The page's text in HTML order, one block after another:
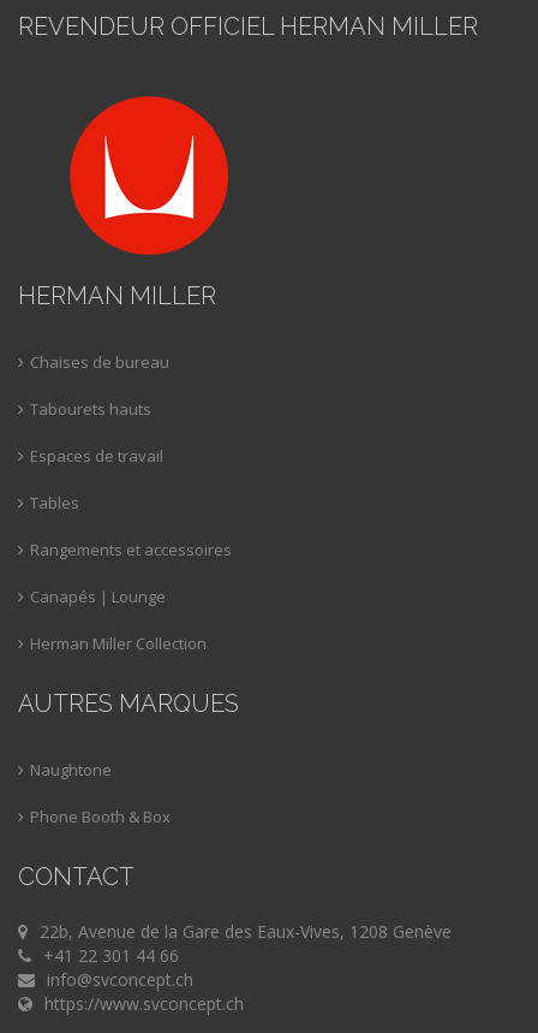
REVENDEUR OFFICIEL HERMAN MILLER
HERMAN MILLER
Chaises de bureau
Tabourets hauts
Espaces de travail
Tables
Rangements et accessoires
Canapés | Lounge
Herman Miller Collection
AUTRES MARQUES
Naughtone
Phone Booth & Box
CONTACT
22b, Avenue de la Gare des Eaux-Vives, 1208 Genève
+41 22 301 44 66
info@svconcept.ch
https://www.svconcept.ch